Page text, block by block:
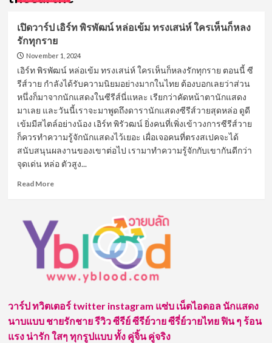
เปิดวาร์ป เอิร์ท พิรพัฒน์ หล่อเข้ม ทรงเสน่ห์ ใครเห็นก็หลง
รักทุกราย
November 1, 2024
เอิร์ท พิรพัฒน์ หล่อเข้ม ทรงเสน่ห์ ใครเห็นก็หลงรักทุกราย ตอนนี้ ซี
รีส์วาย กำลังได้รับความนิยมอย่างมากในไทย ต้องบอกเลยว่าส่วน
หนึ่งก็มาจากนักแสดงในซีรีส์นี่แหละ เรียกว่าคัดหน้าตานักแสดง
มาเลย และวันนี้เราจะมาพูดถึงดารานักแสดงซีรีส์วายสุดหล่อ ดูดี
เข้มมีสไตล์อย่างน้อง เอิร์ท พิรัวฒน์ ยิ่งคนที่เพิ่งเข้าวงการซีรีส์วาย
ก็ควรทำความรู้จักนักแสดงไว้เยอะ เผื่อเจอคนที่ตรงสเปคจะได้
สนับสนุนผลงานของเขาต่อไป เรามาทำความรู้จักกับเขากันดีกว่า
จุดเด่น หล่อ ตัวสูง...
Read MoreRead
วาร์
เอิร์ท
พิร
พัฒน์
ทรง
เสน่ห์
ใคร
วาร์ป ทวิตเตอร์ twitter instagram แซ่บ เน็ตไอดอล นักแสดง
นาบแบบ ชายรักชาย รีวิว ซีรีย์ ซีรีย์วาย ซีรี่ย์วายไทย ฟิน ๆ ร้อน
แรง น่ารัก ใสๆ ทุกรูปแบบ ทั้ง คู่จิ้น คู่จริง